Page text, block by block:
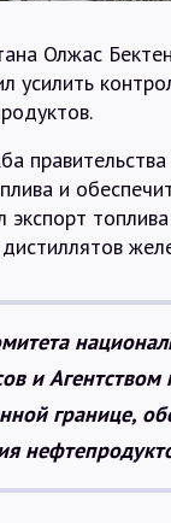
Олжас
усилить
и
экспорт
и
границе,